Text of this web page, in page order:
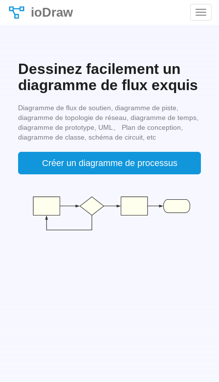
ioDraw
Dessinez facilement un
diagramme de flux exquis
Diagramme de flux de soutien, diagramme de piste,
diagramme de topologie de réseau, diagramme de temps,
diagramme de prototype, UML、 Plan de conception,
diagramme de classe, schéma de circuit, etc
Créer un diagramme de processus